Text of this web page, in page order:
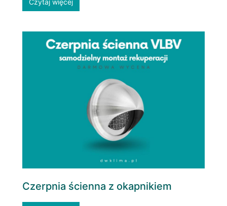
Czytaj więcej
Czerpnia ścienna z okapnikiem